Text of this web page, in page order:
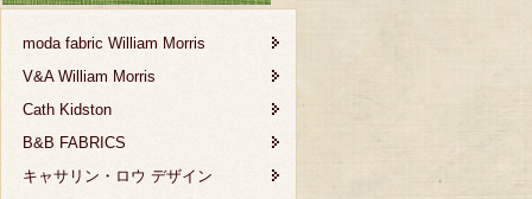
moda fabric William Morris
V&A William Morris
Cath Kidston
B&B FABRICS
キャサリン・ロウ デザイン